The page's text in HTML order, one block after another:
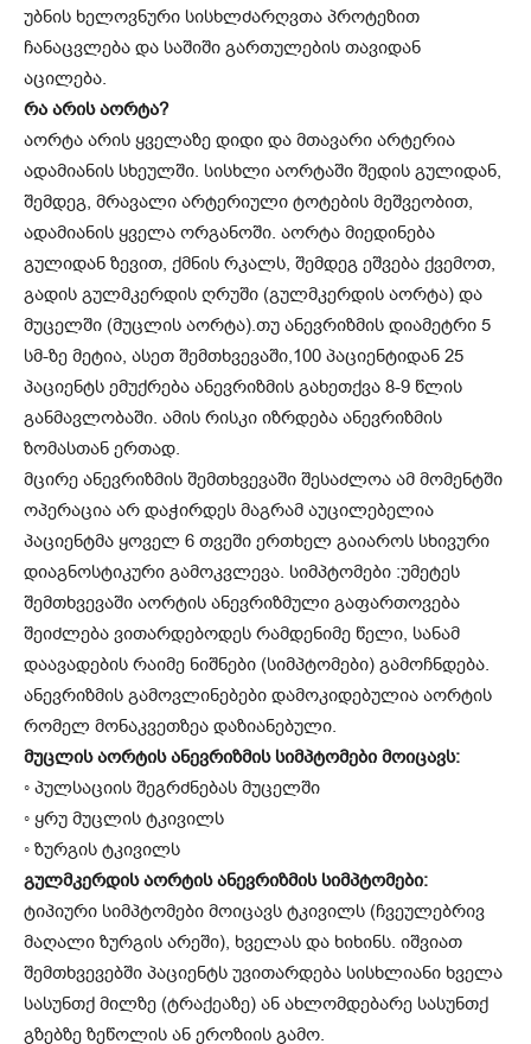
უბნის ხელოვნური სისხლძარღვთა პროტეზით
ჩანაცვლება და საშიში გართულების თავიდან
აცილება.
რა არის აორტა?
აორტა არის ყველაზე დიდი და მთავარი არტერია
ადამიანის სხეულში. სისხლი აორტაში შედის გულიდან,
შემდეგ, მრავალი არტერიული ტოტების მეშვეობით,
ადამიანის ყველა ორგანოში. აორტა მიედინება
გულიდან ზევით, ქმნის რკალს, შემდეგ ეშვება ქვემოთ,
გადის გულმკერდის ღრუში (გულმკერდის აორტა) და
მუცელში (მუცლის აორტა).თუ ანევრიზმის დიამეტრი 5
სმ-ზე მეტია, ასეთ შემთხვევაში,100 პაციენტიდან 25
პაციენტს ემუქრება ანევრიზმის გახეთქვა 8-9 წლის
განმავლობაში. ამის რისკი იზრდება ანევრიზმის
ზომასთან ერთად.
მცირე ანევრიზმის შემთხვევაში შესაძლოა ამ მომენტში
ოპერაცია არ დაჭირდეს მაგრამ აუცილებელია
პაციენტმა ყოველ 6 თვეში ერთხელ გაიაროს სხივური
დიაგნოსტიკური გამოკვლევა. სიმპტომები :უმეტეს
შემთხვევაში აორტის ანევრიზმული გაფართოვება
შეიძლება ვითარდებოდეს რამდენიმე წელი, სანამ
დაავადების რაიმე ნიშნები (სიმპტომები) გამოჩნდება.
ანევრიზმის გამოვლინებები დამოკიდებულია აორტის
რომელ მონაკვეთზეა დაზიანებული.
მუცლის აორტის ანევრიზმის სიმპტომები მოიცავს:
◦ პულსაციის შეგრძნებას მუცელში
◦ ყრუ მუცლის ტკივილს
◦ ზურგის ტკივილს
გულმკერდის აორტის ანევრიზმის სიმპტომები:
ტიპიური სიმპტომები მოიცავს ტკივილს (ჩვეულებრივ
მაღალი ზურგის არეში), ხველას და ხიხინს. იშვიათ
შემთხვევებში პაციენტს უვითარდება სისხლიანი ხველა
სასუნთქ მილზე (ტრაქეაზე) ან ახლომდებარე სასუნთქ
გზებზე ზეწოლის ან ეროზიის გამო.